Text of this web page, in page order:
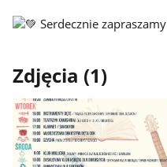
Serdecznie zapraszamy
Zdjęcia (1)